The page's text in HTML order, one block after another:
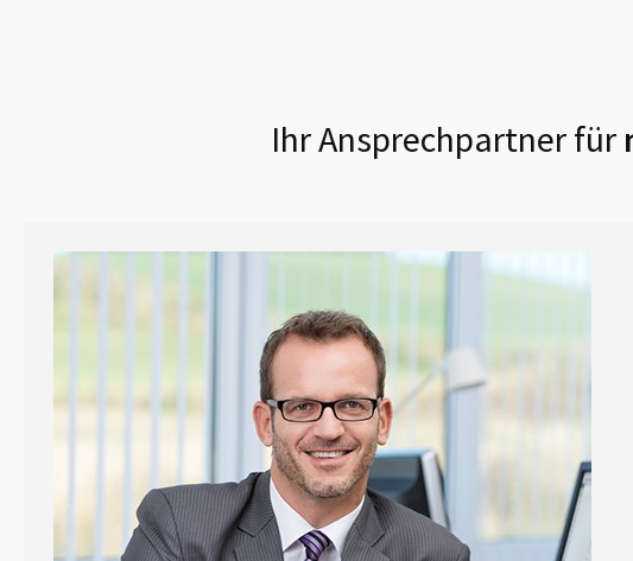
Ihr Ansprechpartner für